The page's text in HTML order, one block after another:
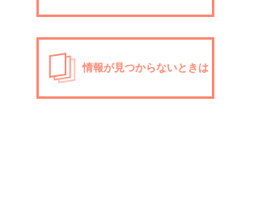
情報が見つからないときは